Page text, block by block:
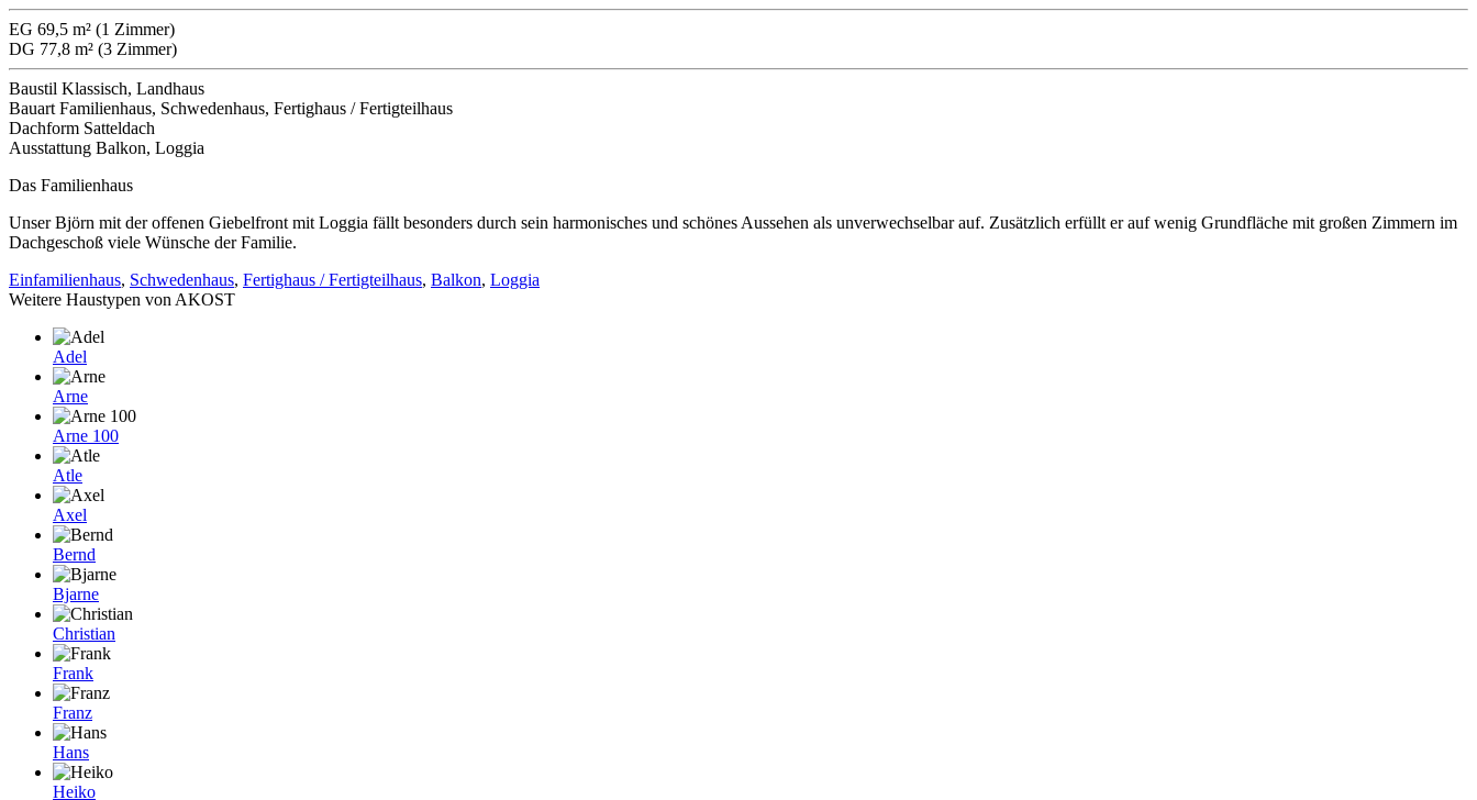
EG 69,5 m² (1 Zimmer)
DG 77,8 m² (3 Zimmer)
Baustil Klassisch, Landhaus
Bauart Familienhaus, Schwedenhaus, Fertighaus / Fertigteilhaus
Dachform Satteldach
Ausstattung Balkon, Loggia
Das Familienhaus
Unser Björn mit der offenen Giebelfront mit Loggia fällt besonders durch sein harmonisches und schönes Aussehen als unverwechselbar auf. Zusätzlich erfüllt er auf wenig Grundfläche mit großen Zimmern im
Dachgeschoß viele Wünsche der Familie.
Einfamilienhaus, Schwedenhaus, Fertighaus / Fertigteilhaus, Balkon, Loggia
Weitere Haustypen von AKOST
Adel
Arne
Arne 100
Atle
Axel
Bernd
Bjarne
Christian
Frank
Franz
Hans
Heiko